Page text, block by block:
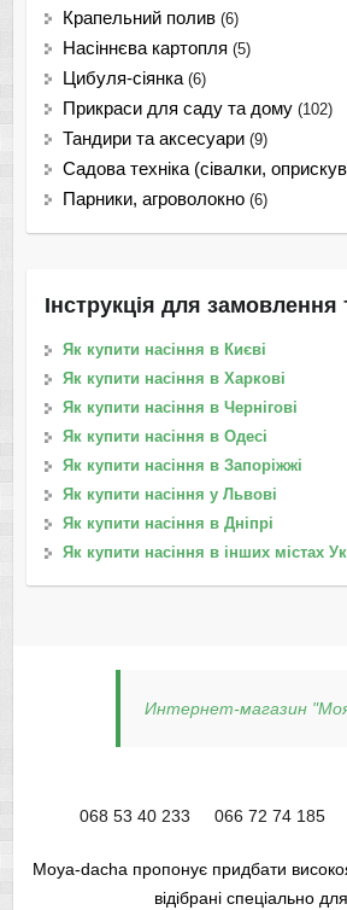
Крапельний полив (6)
Насіннєва картопля (5)
Цибуля-сіянка (6)
Прикраси для саду та дому (102)
Тандири та аксесуари (9)
Садова техніка (сівалки,
Парники, агроволокно (6)
Інструкція для замовлення
Як купити насіння в Києві
Як купити насіння в Харкові
Як купити насіння в Чернігові
Як купити насіння в Одесі
Як купити насіння в Запоріжжі
Як купити насіння у Львові
Як купити насіння в Дніпрі
Як купити насіння в інших містах
Интернет-магазин
068 53 40 233 066 72 74 185
Moya-dacha пропонує придбати
відібрані спеціально